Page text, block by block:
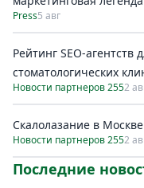
Press5 авг
Рейтинг SEO-
стоматологических
Новости партнеров 2552
Скалолазание в
Новости партнеров 2552
Последние